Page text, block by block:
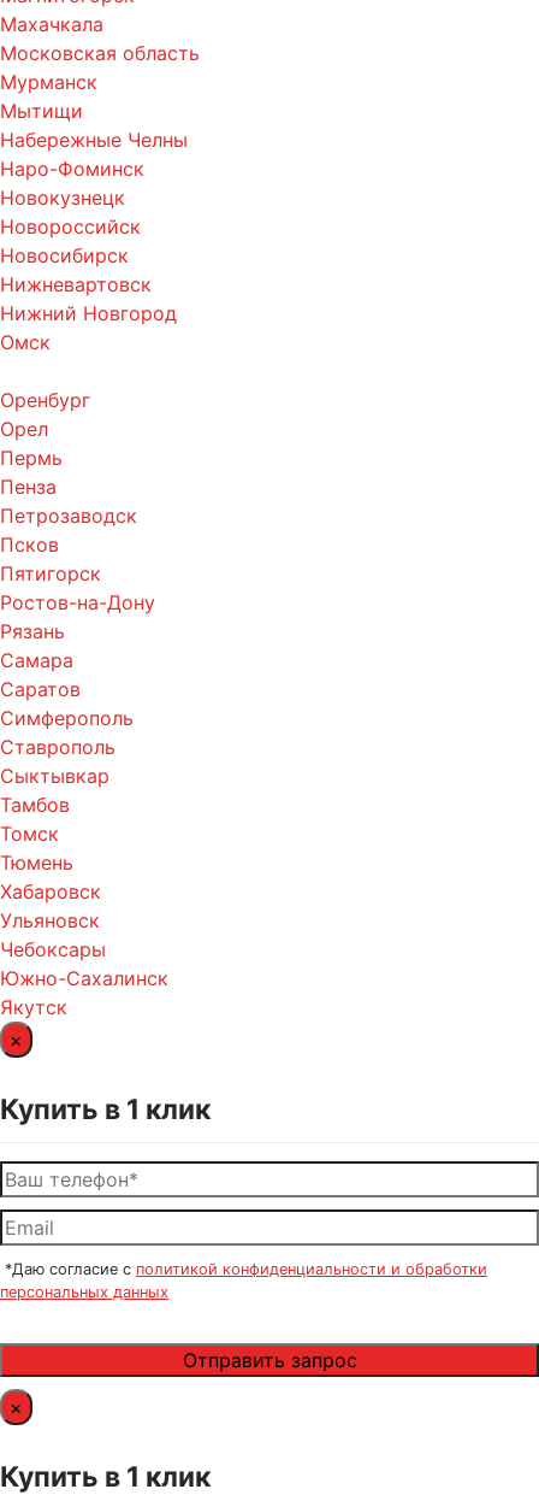
Махачкала
Московская область
Мурманск
Мытищи
Набережные Челны
Наро-Фоминск
Новокузнецк
Новороссийск
Новосибирск
Нижневартовск
Нижний Новгород
Омск
Оренбург
Орел
Пермь
Пенза
Петрозаводск
Псков
Пятигорск
Ростов-на-Дону
Рязань
Самара
Саратов
Симферополь
Ставрополь
Сыктывкар
Тамбов
Томск
Тюмень
Хабаровск
Ульяновск
Чебоксары
Южно-Сахалинск
Якутск
×
Купить в 1 клик
*Даю согласие с политикой конфиденциальности и обработки
персональных данных
×
Купить в 1 клик